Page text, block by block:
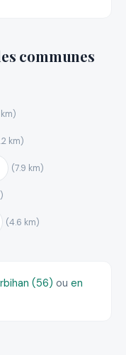
communes
km)
(7.9 km)
(4.6 km)
(56) ou en